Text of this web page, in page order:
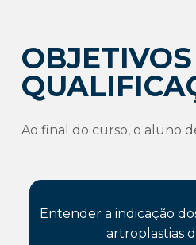
Ao final do curso, o aluno
Entender a indicação
artroplastias